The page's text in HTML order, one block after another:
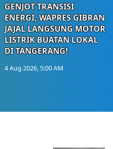
GENJOT TRANSISI
ENERGI, WAPRES GIBRAN
JAJAL LANGSUNG MOTOR
LISTRIK BUATAN LOKAL
DI TANGERANG!
4 Aug 2026, 5:00 AM